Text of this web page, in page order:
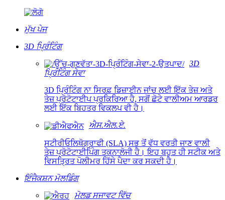
ਮੁੱਖ ਪੇਜ
3D ਪ੍ਰਿੰਟਿੰਗ
3D
ਪ੍ਰਿੰਟਿੰਗ ਸੇਵਾ
3D ਪ੍ਰਿੰਟਿੰਗ ਨਾ ਸਿਰਫ਼ ਡਿਜ਼ਾਈਨ ਜਾਂਚ ਲਈ ਇੱਕ ਤੇਜ਼ ਅਤੇ
ਤੇਜ਼ ਪ੍ਰੋਟੋਟਾਈਪ ਪ੍ਰਕਿਰਿਆ ਹੈ, ਸਗੋਂ ਛੋਟੇ ਵਾਲੀਅਮ ਆਰਡਰ
ਲਈ ਇੱਕ ਬਿਹਤਰ ਵਿਕਲਪ ਵੀ ਹੈ।
ਐਸ.ਐਲ.ਏ.
ਸਟੀਰੀਓਲਿਥੋਗ੍ਰਾਫੀ (SLA) ਸਭ ਤੋਂ ਵੱਧ ਵਰਤੀ ਜਾਣ ਵਾਲੀ
ਤੇਜ਼ ਪ੍ਰੋਟੋਟਾਈਪਿੰਗ ਤਕਨਾਲੋਜੀ ਹੈ। ਇਹ ਬਹੁਤ ਹੀ ਸਟੀਕ ਅਤੇ
ਵਿਸਤ੍ਰਿਤ ਪੋਲੀਮਰ ਹਿੱਸੇ ਪੈਦਾ ਕਰ ਸਕਦੀ ਹੈ।
ਇੰਜੈਕਸ਼ਨ ਮੋਲਡਿੰਗ
ਮੋਲਡ ਸਜਾਵਟ ਵਿੱਚ